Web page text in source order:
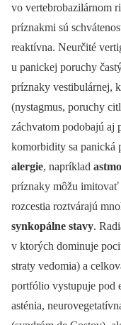
vo vertebrobazilárnom
príznakmi sú
reaktívna. Neurčité
u panickej poruchy
príznaky vestibulárnej,
(nystagmus, poruchy
záchvatom podobajú aj
komorbidity sa panická
alergie, napríklad
príznaky môžu
rozcestia roztvárajú
synkopálne stavy.
v ktorých dominuje
straty vedomia) a
portfólio vystupuje pod
asténia,